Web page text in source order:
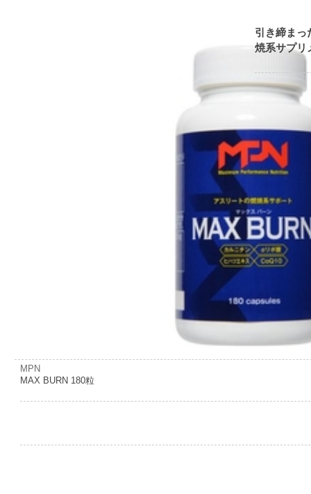
引き締まっ
焼系サプリ
MPN
MAX BURN 180粒